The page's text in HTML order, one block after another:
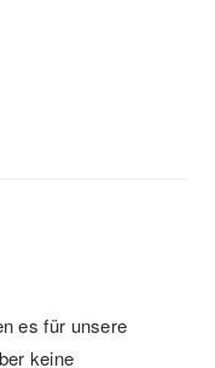
es für unsere
keine